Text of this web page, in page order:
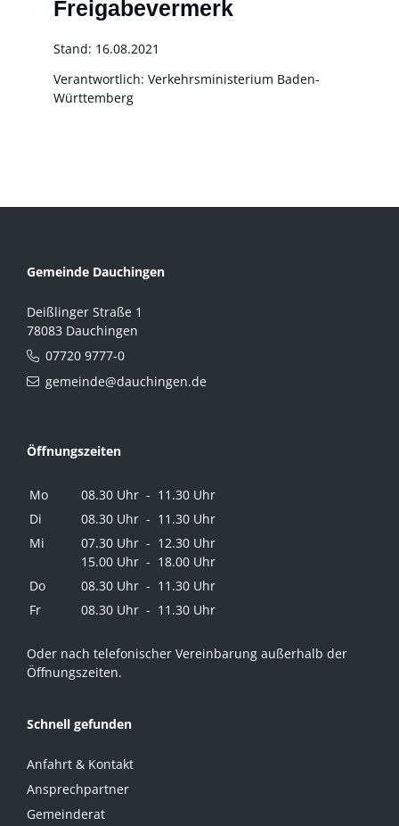
Freigabevermerk
Stand: 16.08.2021
Verantwortlich: Verkehrsministerium Baden-
Württemberg
Gemeinde Dauchingen
Deißlinger Straße 1
78083 Dauchingen
07720 9777-0
gemeinde@dauchingen.de
Öffnungszeiten
Mo
08.30 Uhr - 11.30 Uhr
Di
08.30 Uhr - 11.30 Uhr
Mi
07.30 Uhr - 12.30 Uhr
15.00 Uhr - 18.00 Uhr
Do
08.30 Uhr - 11.30 Uhr
Fr
08.30 Uhr - 11.30 Uhr
Oder nach telefonischer Vereinbarung außerhalb der
Öffnungszeiten.
Schnell gefunden
Anfahrt & Kontakt
Ansprechpartner
Gemeinderat